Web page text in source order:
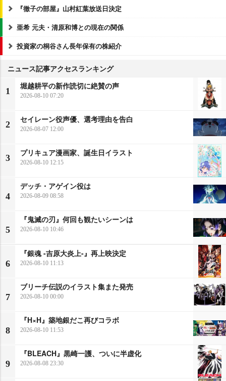
『徹子の部屋』山村紅葉放送日決定
亜希 元夫・清原和博との現在の関係
投資家の桐谷さん長年保有の株紹介
ニュース記事アクセスランキング
1
堀越耕平の新作読切に絶賛の声
2026-08-10 07:20
2
セイレーン役声優、選考理由を告白
2026-08-07 12:00
3
プリキュア漫画家、誕生日イラスト
2026-08-10 12:15
4
デッチ・アゲイン役は
2026-08-09 08:58
5
『鬼滅の刃』何回も観たいシーンは
2026-08-10 10:46
6
『銀魂 -吉原大炎上-』再上映決定
2026-08-10 11:13
7
ブリーチ伝説のイラスト集また発売
2026-08-10 00:00
8
『H×H』築地銀だこ再びコラボ
2026-08-10 11:53
9
『BLEACH』黒崎一護、ついに半虚化
2026-08-08 23:30